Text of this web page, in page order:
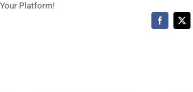
Platform!
Facebook
X